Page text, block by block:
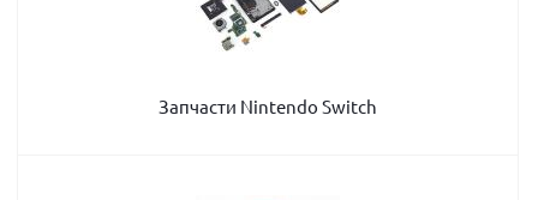
Запчасти Nintendo Switch